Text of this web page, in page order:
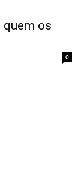
os
0